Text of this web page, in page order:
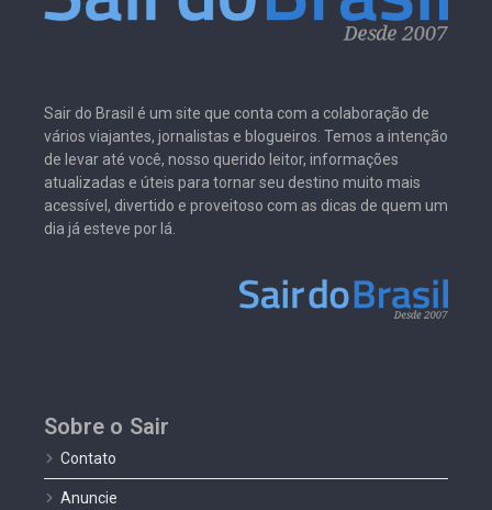
Sair do Brasil é um site que conta com a colaboração de
vários viajantes, jornalistas e blogueiros. Temos a intenção
de levar até você, nosso querido leitor, informações
atualizadas e úteis para tornar seu destino muito mais
acessível, divertido e proveitoso com as dicas de quem um
dia já esteve por lá.
Sobre o Sair
Contato
Anuncie